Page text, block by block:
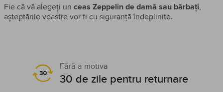
Fie că vă alegeți un ceas Zeppelin de damă sau bărbați,
așteptările voastre vor fi cu siguranță îndeplinite.
Fără a motiva
30 de zile pentru returnare